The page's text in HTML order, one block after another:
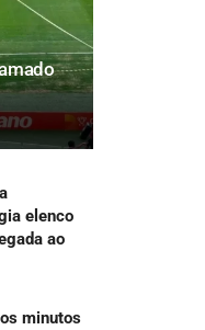
elenco
ao
minutos